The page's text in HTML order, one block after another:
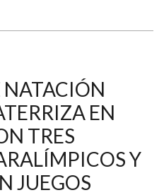
NATACIÓN
EN
TRES
Y
JUEGOS